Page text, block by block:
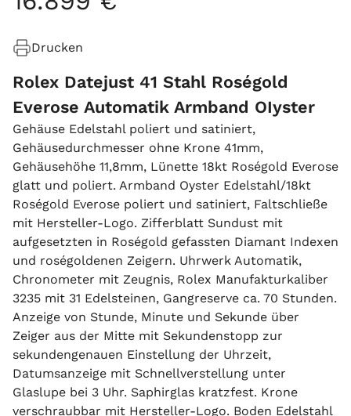
Drucken
Rolex Datejust 41 Stahl Roségold
Everose Automatik Armband OIyster
Gehäuse Edelstahl poliert und satiniert,
Gehäusedurchmesser ohne Krone 41mm,
Gehäusehöhe 11,8mm, Lünette 18kt Roségold Everose
glatt und poliert. Armband Oyster Edelstahl/18kt
Roségold Everose poliert und satiniert, Faltschließe
mit Hersteller-Logo. Zifferblatt Sundust mit
aufgesetzten in Roségold gefassten Diamant Indexen
und roségoldenen Zeigern. Uhrwerk Automatik,
Chronometer mit Zeugnis, Rolex Manufakturkaliber
3235 mit 31 Edelsteinen, Gangreserve ca. 70 Stunden.
Anzeige von Stunde, Minute und Sekunde über
Zeiger aus der Mitte mit Sekundenstopp zur
sekundengenauen Einstellung der Uhrzeit,
Datumsanzeige mit Schnellverstellung unter
Glaslupe bei 3 Uhr. Saphirglas kratzfest. Krone
verschraubbar mit Hersteller-Logo. Boden Edelstahl